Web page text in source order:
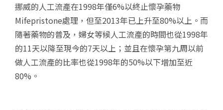
挪威的人工流產在1998年僅6%以終止懷孕藥物
Mifepristone處理，但至2013年已上升至80%以上。而
隨著藥物的普及，婦女等候人工流產的時間也從1998年
的11天以降至現今的7天以上；並且在懷孕第九周以前
做人工流產的比率也從1998年的50%以下增加至近
80% 。